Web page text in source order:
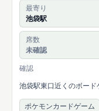
最寄り
池袋駅
席数
未確認
確認
池袋駅東口近くのボー
TCGの持ち込みも可能と
ポケモンカードゲーム